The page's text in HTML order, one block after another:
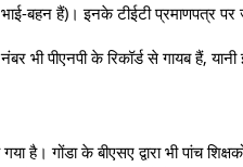
भाई-बहन हैं)। इनके टीईटी प्रमाणपत्र
भी पीएनपी के रिकॉर्ड से गायब हैं,
है। गोंडा के बीएसए द्वारा भी पांच